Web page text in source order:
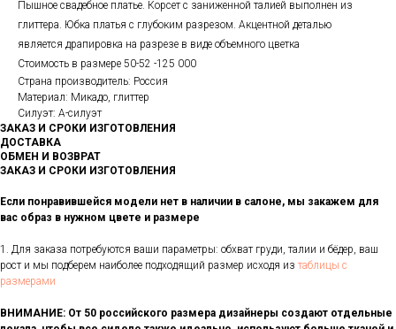
Пышное свадебное платье. Корсет с заниженной талией выполнен из
глиттера. Юбка платья с глубоким разрезом. Акцентной деталью
является драпировка на разрезе в виде объемного цветка
Стоимость в размере 50-52 -125 000
Страна производитель: Россия
Материал: Микадо, глиттер
Силуэт: А-силуэт
ЗАКАЗ И СРОКИ ИЗГОТОВЛЕНИЯ
ДОСТАВКА
ОБМЕН И ВОЗВРАТ
ЗАКАЗ И СРОКИ ИЗГОТОВЛЕНИЯ
Если понравившейся модели нет в наличии в салоне, мы закажем для
вас образ в нужном цвете и размере
1. Для заказа потребуются ваши параметры: обхват груди, талии и бёдер, ваш
рост и мы подберем наиболее подходящий размер исходя из таблицы с
размерами
ВНИМАНИЕ: От 50 российского размера дизайнеры создают отдельные